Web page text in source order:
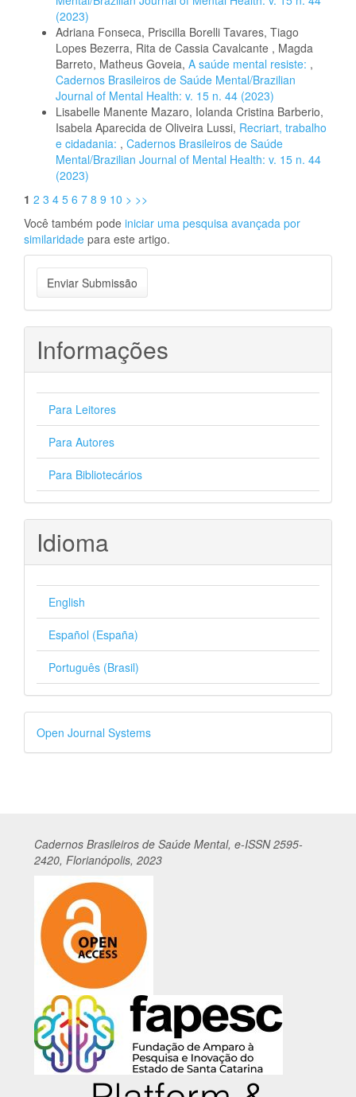
(2023)
Adriana Fonseca, Priscilla Borelli Tavares, Tiago
Lopes Bezerra, Rita de Cassia Cavalcante , Magda
Barreto, Matheus Goveia, A saúde mental resiste: ,
Cadernos Brasileiros de Saúde Mental/Brazilian
Journal of Mental Health: v. 15 n. 44 (2023)
Lisabelle Manente Mazaro, Iolanda Cristina Barberio,
Isabela Aparecida de Oliveira Lussi, Recriart, trabalho
e cidadania: , Cadernos Brasileiros de Saúde
Mental/Brazilian Journal of Mental Health: v. 15 n. 44
(2023)
1 2 3 4 5 6 7 8 9 10 > >>
Você também pode iniciar uma pesquisa avançada por
similaridade para este artigo.
Enviar
Submissão
Enviar Submissão
Informações
Para Leitores
Para Autores
Para Bibliotecários
Idioma
English
Español (España)
Português (Brasil)
Desenvolvido
por
Open Journal Systems
Cadernos Brasileiros de Saúde Mental, e-ISSN 2595-
2420, Florianópolis, 2023